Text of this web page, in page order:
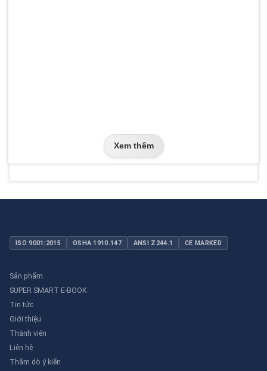
Xem thêm
ISO 9001:2015 OSHA 1910.147 ANSI Z244.1 CE MARKED
Sản phẩm
SUPER SMART E-BOOK
Tin tức
Giới thiệu
Thành viên
Liên hệ
Thăm dò ý kiến